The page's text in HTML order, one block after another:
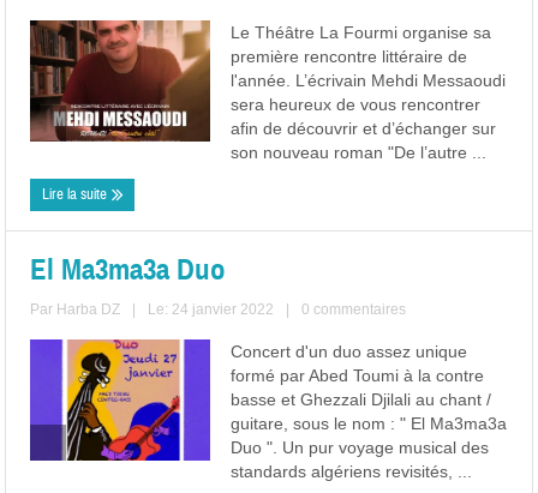
Le Théâtre La Fourmi organise sa
première rencontre littéraire de
l'année. L’écrivain Mehdi Messaoudi
sera heureux de vous rencontrer
afin de découvrir et d’échanger sur
son nouveau roman "De l’autre ...
Lire la suite
El Ma3ma3a Duo
Par Harba DZ Le: 24 janvier 2022 0 commentaires
Concert d'un duo assez unique
formé par Abed Toumi à la contre
basse et Ghezzali Djilali au chant /
guitare, sous le nom : " El Ma3ma3a
Duo ". Un pur voyage musical des
standards algériens revisités, ...